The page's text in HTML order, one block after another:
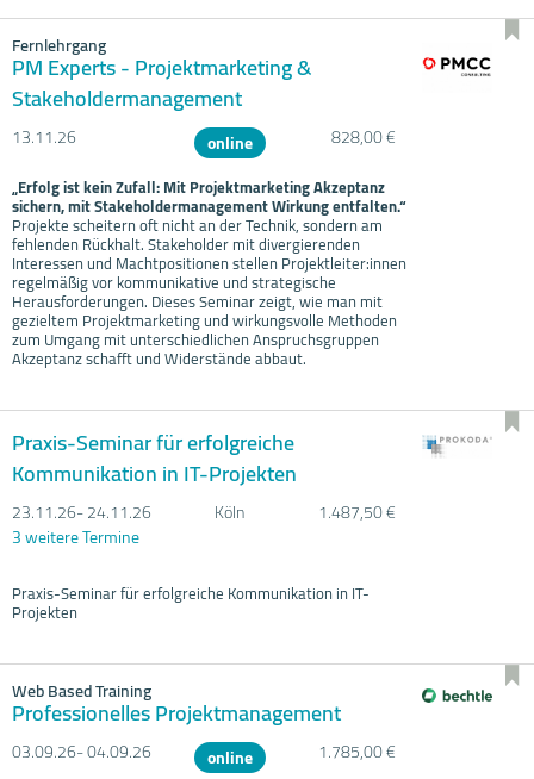
Fernlehrgang
PM Experts - Projektmarketing &
Stakeholdermanagement
13.11.26 online 828,00 €
„Erfolg ist kein Zufall: Mit Projektmarketing Akzeptanz
sichern, mit Stakeholdermanagement Wirkung entfalten.“
Projekte scheitern oft nicht an der Technik, sondern am
fehlenden Rückhalt. Stakeholder mit divergierenden
Interessen und Machtpositionen stellen Projektleiter:innen
regelmäßig vor kommunikative und strategische
Herausforderungen. Dieses Seminar zeigt, wie man mit
gezieltem Projektmarketing und wirkungsvolle Methoden
zum Umgang mit unterschiedlichen Anspruchsgruppen
Akzeptanz schafft und Widerstände abbaut.
Praxis-Seminar für erfolgreiche
Kommunikation in IT-Projekten
23.11.26- 24.11.26 Köln
1.487,50 €
3 weitere Termine
Praxis-Seminar für erfolgreiche Kommunikation in IT-
Projekten
Web Based Training
Professionelles Projektmanagement
03.09.26- 04.09.26 online
1.785,00 €